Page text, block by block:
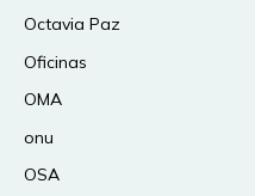
Octavia Paz
Oficinas
OMA
onu
OSA